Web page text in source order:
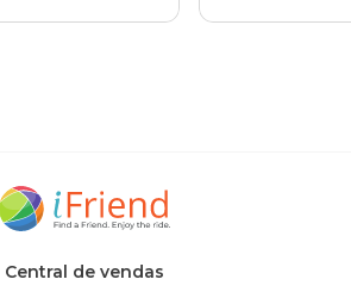
Central de vendas